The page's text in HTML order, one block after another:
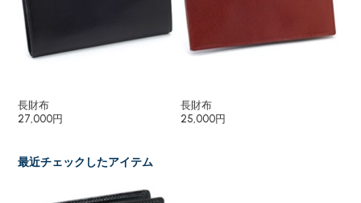
長財布
27,000円
長財布
25,000円
最近チェックしたアイテム